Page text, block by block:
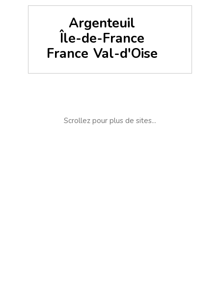
Argenteuil
Île-de-France
France Val-d'Oise
Scrollez pour plus de sites...